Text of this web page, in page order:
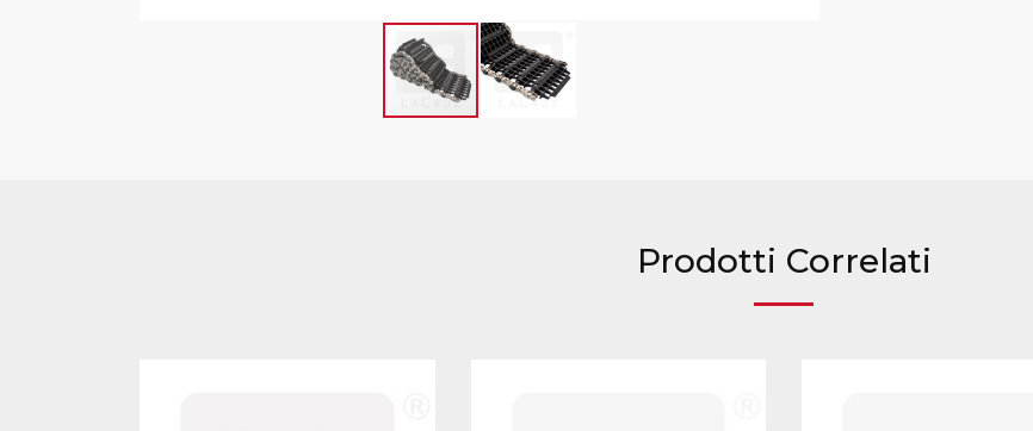
Prodotti Correlati